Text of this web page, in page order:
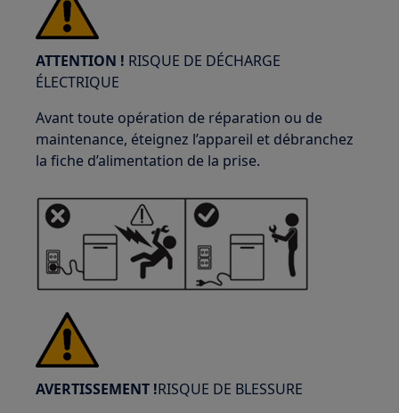
ATTENTION ! RISQUE DE DÉCHARGE
ÉLECTRIQUE
Avant toute opération de réparation ou de
maintenance, éteignez l’appareil et débranchez
la fiche d’alimentation de la prise.
AVERTISSEMENT !RISQUE DE BLESSURE